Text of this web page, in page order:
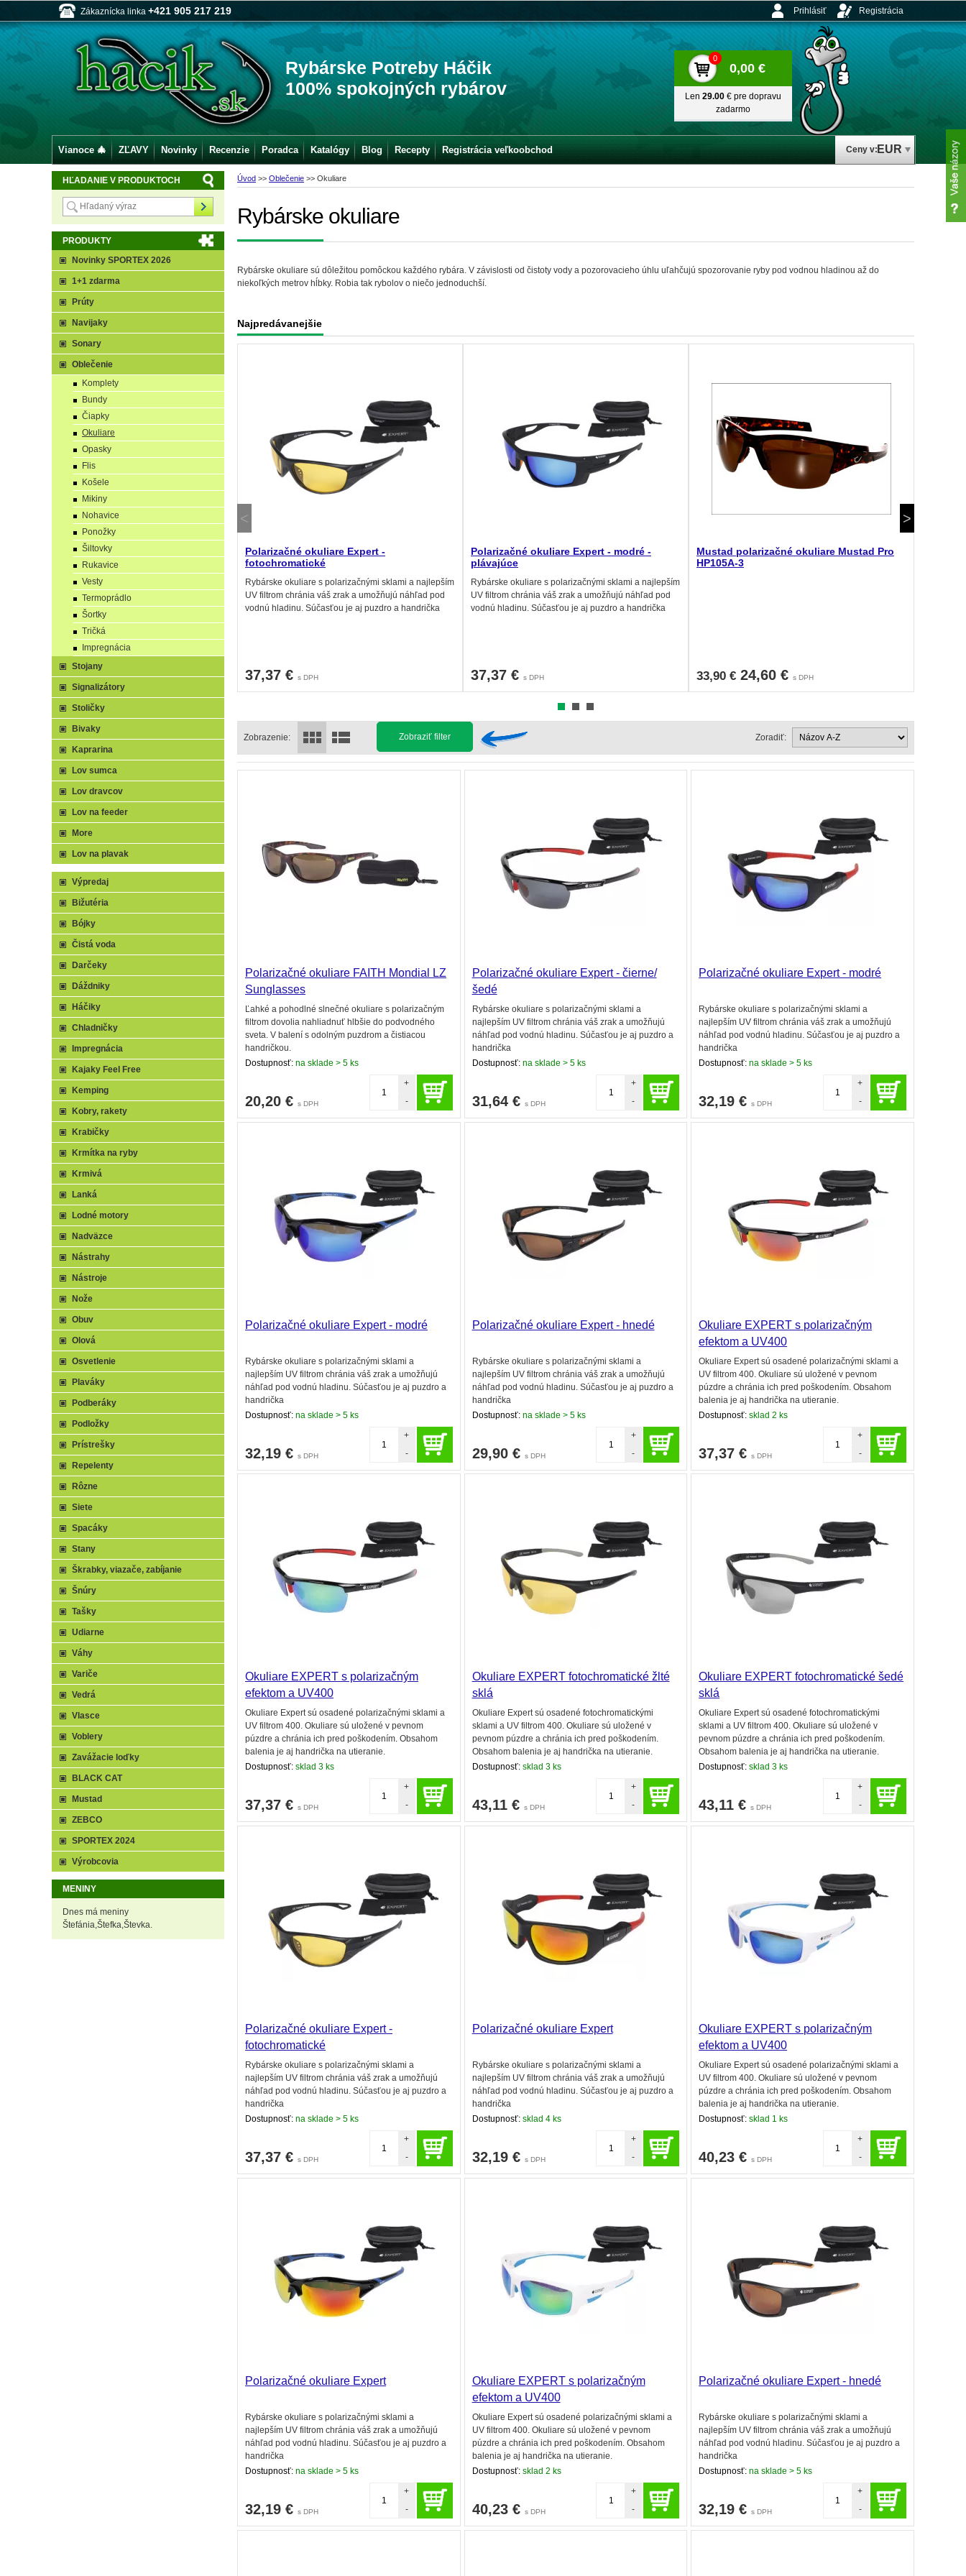
Zákaznícka linka +421 905 217 219
Rybárske Potreby Háčik
100% spokojných rybárov
Ceny v: EUR
Prihlásiť Registrácia
0
0,00 €
Len 29.00 € pre dopravu
zadarmo
Úvod >> Oblečenie >> Okuliare
Rybárske okuliare
Rybárske okuliare sú dôležitou pomôckou každého rybára. V závislosti od čistoty vody a pozorovacieho úhlu uľahčujú spozorovanie ryby pod vodnou hladinou až do
niekoľkých metrov hĺbky. Robia tak rybolov o niečo jednoduchší.
Najpredávanejšie
Polarizačné okuliare Expert -
fotochromatické
Rybárske okuliare s polarizačnými sklami a najlepším
UV filtrom chránia váš zrak a umožňujú náhľad pod
vodnú hladinu. Súčasťou je aj puzdro a handrička
37,37 € s DPH
Polarizačné okuliare Expert - modré -
plávajúce
Rybárske okuliare s polarizačnými sklami a najlepším
UV filtrom chránia váš zrak a umožňujú náhľad pod
vodnú hladinu. Súčasťou je aj puzdro a handrička
37,37 € s DPH
Mustad polarizačné okuliare Mustad Pro
HP105A-3
33,90 € 24,60 € s DPH
Zobrazenie: Zobraziť filter Zoradiť:
Polarizačné okuliare FAITH Mondial LZ
Sunglasses
Ľahké a pohodlné slnečné okuliare s polarizačným
filtrom dovolia nahliadnuť hlbšie do podvodného
sveta. V balení s odolným puzdrom a čistiacou
handričkou.
Dostupnosť: na sklade > 5 ks
20,20 € s DPH
+
-
Polarizačné okuliare Expert - čierne/
šedé
Rybárske okuliare s polarizačnými sklami a
najlepším UV filtrom chránia váš zrak a umožňujú
náhľad pod vodnú hladinu. Súčasťou je aj puzdro a
handrička
Dostupnosť:na sklade > 5 ks
31,64 € s DPH
+
-
Polarizačné okuliare Expert - modré
Rybárske okuliare s polarizačnými sklami a
najlepším UV filtrom chránia váš zrak a umožňujú
náhľad pod vodnú hladinu. Súčasťou je aj puzdro a
handrička
Dostupnosť: na sklade > 5 ks
32,19 € s DPH
+
-
Polarizačné okuliare Expert - modré
Rybárske okuliare s polarizačnými sklami a
najlepším UV filtrom chránia váš zrak a umožňujú
náhľad pod vodnú hladinu. Súčasťou je aj puzdro a
handrička
Dostupnosť: na sklade > 5 ks
32,19 € s DPH
+
-
Polarizačné okuliare Expert - hnedé
Rybárske okuliare s polarizačnými sklami a
najlepším UV filtrom chránia váš zrak a umožňujú
náhľad pod vodnú hladinu. Súčasťou je aj puzdro a
handrička
Dostupnosť:na sklade > 5 ks
29,90 € s DPH
+
-
Okuliare EXPERT s polarizačným
efektom a UV400
Okuliare Expert sú osadené polarizačnými sklami a
UV filtrom 400. Okuliare sú uložené v pevnom
púzdre a chránia ich pred poškodením. Obsahom
balenia je aj handrička na utieranie.
Dostupnosť: sklad 2 ks
37,37 € s DPH
+
-
Okuliare EXPERT s polarizačným
efektom a UV400
Okuliare Expert sú osadené polarizačnými sklami a
UV filtrom 400. Okuliare sú uložené v pevnom
púzdre a chránia ich pred poškodením. Obsahom
balenia je aj handrička na utieranie.
Dostupnosť: sklad 3 ks
37,37 € s DPH
+
-
Okuliare EXPERT fotochromatické žlté
sklá
Okuliare Expert sú osadené fotochromatickými
sklami a UV filtrom 400. Okuliare sú uložené v
pevnom púzdre a chránia ich pred poškodením.
Obsahom balenia je aj handrička na utieranie.
Dostupnosť:sklad 3 ks
43,11 € s DPH
+
-
Okuliare EXPERT fotochromatické šedé
sklá
Okuliare Expert sú osadené fotochromatickými
sklami a UV filtrom 400. Okuliare sú uložené v
pevnom púzdre a chránia ich pred poškodením.
Obsahom balenia je aj handrička na utieranie.
Dostupnosť: sklad 3 ks
43,11 € s DPH
+
-
Polarizačné okuliare Expert -
fotochromatické
Rybárske okuliare s polarizačnými sklami a
najlepším UV filtrom chránia váš zrak a umožňujú
náhľad pod vodnú hladinu. Súčasťou je aj puzdro a
handrička
Dostupnosť: na sklade > 5 ks
37,37 € s DPH
+
-
Polarizačné okuliare Expert
Rybárske okuliare s polarizačnými sklami a
najlepším UV filtrom chránia váš zrak a umožňujú
náhľad pod vodnú hladinu. Súčasťou je aj puzdro a
handrička
Dostupnosť:sklad 4 ks
32,19 € s DPH
+
-
Okuliare EXPERT s polarizačným
efektom a UV400
Okuliare Expert sú osadené polarizačnými sklami a
UV filtrom 400. Okuliare sú uložené v pevnom
púzdre a chránia ich pred poškodením. Obsahom
balenia je aj handrička na utieranie.
Dostupnosť: sklad 1 ks
40,23 € s DPH
+
-
Polarizačné okuliare Expert
Rybárske okuliare s polarizačnými sklami a
najlepším UV filtrom chránia váš zrak a umožňujú
náhľad pod vodnú hladinu. Súčasťou je aj puzdro a
handrička
Dostupnosť: na sklade > 5 ks
32,19 € s DPH
+
-
Okuliare EXPERT s polarizačným
efektom a UV400
Okuliare Expert sú osadené polarizačnými sklami a
UV filtrom 400. Okuliare sú uložené v pevnom
púzdre a chránia ich pred poškodením. Obsahom
balenia je aj handrička na utieranie.
Dostupnosť:sklad 2 ks
40,23 € s DPH
+
-
Polarizačné okuliare Expert - hnedé
Rybárske okuliare s polarizačnými sklami a
najlepším UV filtrom chránia váš zrak a umožňujú
náhľad pod vodnú hladinu. Súčasťou je aj puzdro a
handrička
Dostupnosť: na sklade > 5 ks
32,19 € s DPH
+
-
HĽADANIE V PRODUKTOCH
PRODUKTY
Novinky SPORTEX 2026
1+1 zdarma
Prúty
Navijaky
Sonary
Oblečenie
Komplety
Bundy
Čiapky
Okuliare
Opasky
Flis
Košele
Mikiny
Nohavice
Ponožky
Šiltovky
Rukavice
Vesty
Termoprádlo
Šortky
Tričká
Impregnácia
Stojany
Signalizátory
Stoličky
Bivaky
Kaprarina
Lov sumca
Lov dravcov
Lov na feeder
More
Lov na plavak
Výpredaj
Bižutéria
Bójky
Čistá voda
Darčeky
Dáždniky
Háčiky
Chladničky
Impregnácia
Kajaky Feel Free
Kemping
Kobry, rakety
Krabičky
Krmítka na ryby
Krmivá
Lanká
Lodné motory
Nadväzce
Nástrahy
Nástroje
Nože
Obuv
Olová
Osvetlenie
Plaváky
Podberáky
Podložky
Prístrešky
Repelenty
Rôzne
Siete
Spacáky
Stany
Škrabky, viazače, zabíjanie
Šnúry
Tašky
Udiarne
Váhy
Variče
Vedrá
Vlasce
Voblery
Zavážacie loďky
BLACK CAT
Mustad
ZEBCO
SPORTEX 2024
Výrobcovia
MENINY
Dnes má meniny
Štefánia,Štefka,Števka.
Vianoce 🎄 ZĽAVY Novinky Recenzie Poradca Katalógy Blog Recepty Registrácia veľkoobchod